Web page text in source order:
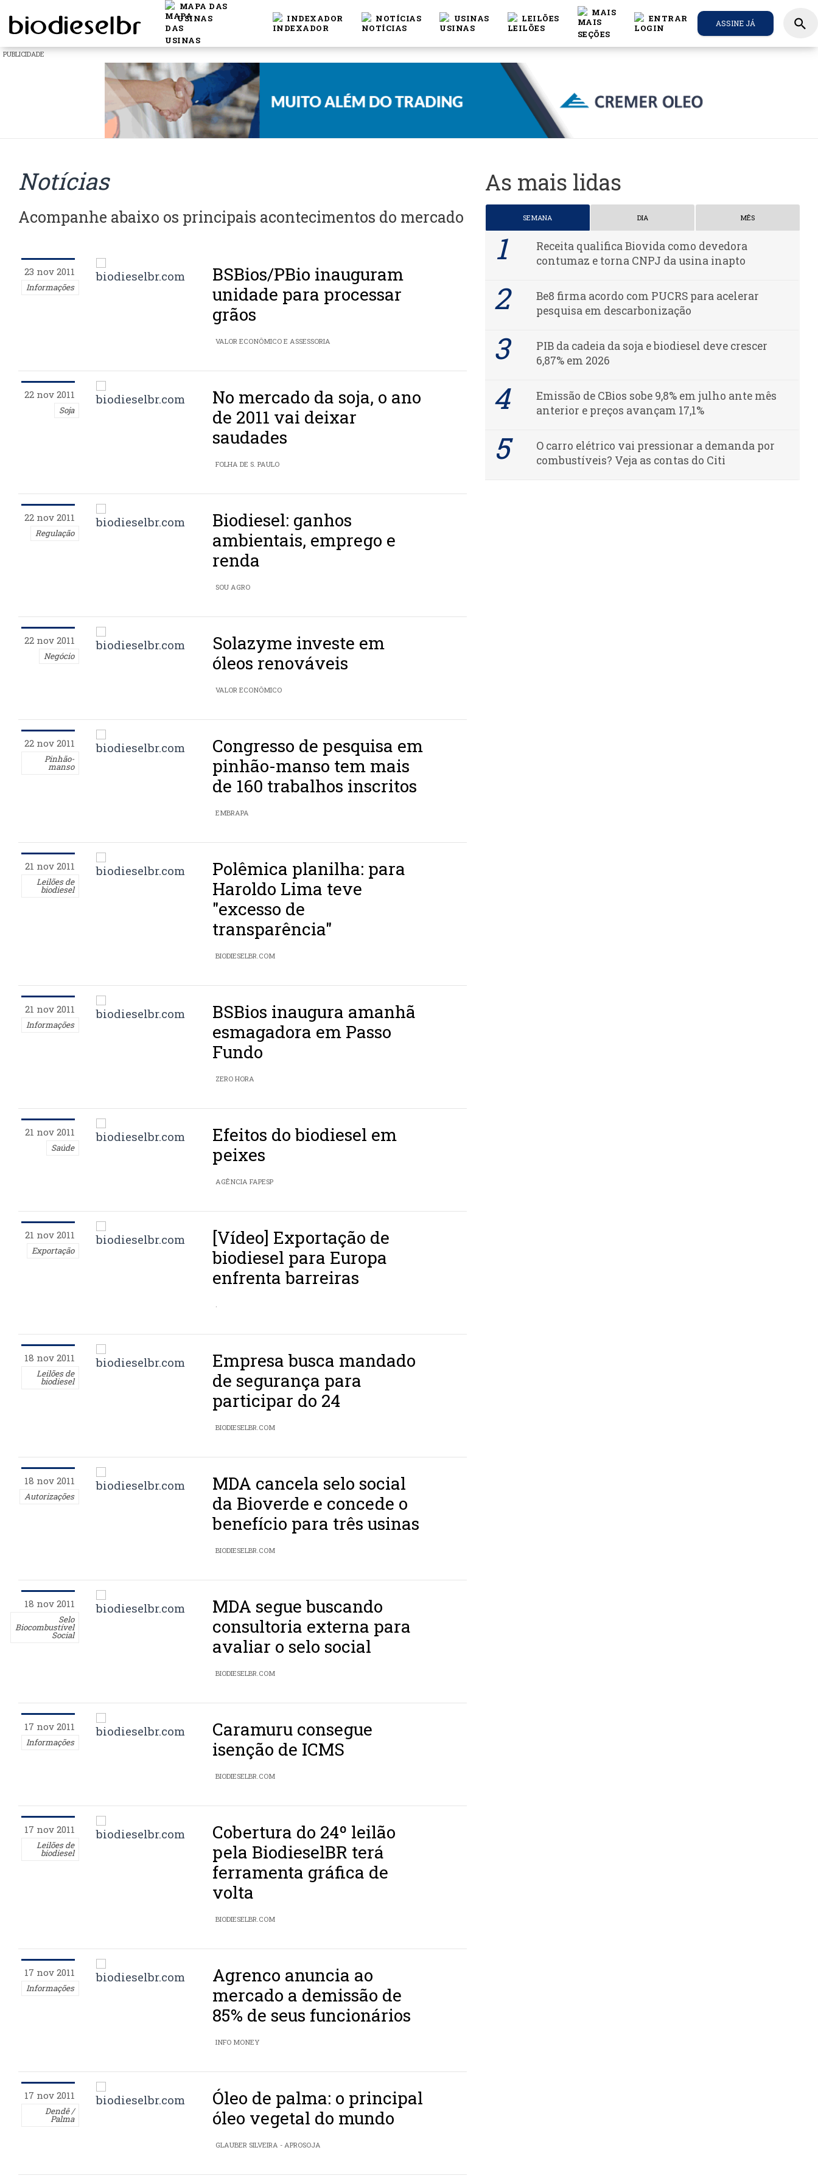
MAPA DAS
USINAS
INDEXADOR NOTÍCIAS USINAS LEILÕES
MAIS
ENTRAR ASSINE JÁ search
PUBLICIDADE
Notícias
Acompanhe abaixo os principais acontecimentos do mercado
23 nov 2011
Informações
BSBios/PBio inauguram
unidade para processar
grãos
VALOR ECONÔMICO E ASSESSORIA
22 nov 2011
Soja
No mercado da soja, o ano
de 2011 vai deixar
saudades
FOLHA DE S. PAULO
22 nov 2011
Regulação
Biodiesel: ganhos
ambientais, emprego e
renda
SOU AGRO
22 nov 2011
Negócio
Solazyme investe em
óleos renováveis
VALOR ECONÔMICO
22 nov 2011
Pinhão-
manso
Congresso de pesquisa em
pinhão-manso tem mais
de 160 trabalhos inscritos
EMBRAPA
21 nov 2011
Leilões de
biodiesel
Polêmica planilha: para
Haroldo Lima teve
"excesso de
transparência"
BIODIESELBR.COM
21 nov 2011
Informações
BSBios inaugura amanhã
esmagadora em Passo
Fundo
ZERO HORA
21 nov 2011
Saúde
Efeitos do biodiesel em
peixes
AGÊNCIA FAPESP
21 nov 2011
Exportação
[Vídeo] Exportação de
biodiesel para Europa
enfrenta barreiras
18 nov 2011
Leilões de
biodiesel
Empresa busca mandado
de segurança para
participar do 24
BIODIESELBR.COM
18 nov 2011
Autorizações
MDA cancela selo social
da Bioverde e concede o
benefício para três usinas
BIODIESELBR.COM
18 nov 2011
Selo
Biocombustível
Social
MDA segue buscando
consultoria externa para
avaliar o selo social
BIODIESELBR.COM
17 nov 2011
Informações
Caramuru consegue
isenção de ICMS
BIODIESELBR.COM
17 nov 2011
Leilões de
biodiesel
Cobertura do 24º leilão
pela BiodieselBR terá
ferramenta gráfica de
volta
BIODIESELBR.COM
17 nov 2011
Informações
Agrenco anuncia ao
mercado a demissão de
85% de seus funcionários
INFO MONEY
17 nov 2011
Dendê /
Palma
Óleo de palma: o principal
óleo vegetal do mundo
GLAUBER SILVEIRA - APROSOJA
As mais lidas
SEMANA DIA MÊS
Receita qualifica Biovida como devedora
contumaz e torna CNPJ da usina inapto
Be8 firma acordo com PUCRS para acelerar
pesquisa em descarbonização
PIB da cadeia da soja e biodiesel deve crescer
6,87% em 2026
Emissão de CBios sobe 9,8% em julho ante mês
anterior e preços avançam 17,1%
O carro elétrico vai pressionar a demanda por
combustíveis? Veja as contas do Citi